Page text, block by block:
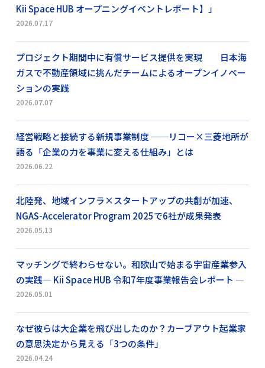
Kii Space HUB オープニングイベントレポート】」
2026.07.17
プロジェクト期間中に有償サービス提供を実現 日本海
ガスで不動産領域に挑んだチームによるオープンイノベー
ションの実践
2026.07.07
経営戦略と接続する新規事業制度 ──リコー×三菱地所が
語る「企業の力を事業に変える仕組み」とは
2026.06.22
北陸発、地域インフラ×スタートアップの共創が加速、
NGAS-Accelerator Program 2025で6社が成果発表
2026.05.13
マッチングで終わらせない。和歌山で始まる宇宙産業参入
の実践― Kii Space HUB 令和7年度事業報告会レポート ―
2026.05.01
なぜ彼らは大企業を飛び出したのか？カーブアウト起業家
の意思決定から見える「3つの条件」
2026.04.24